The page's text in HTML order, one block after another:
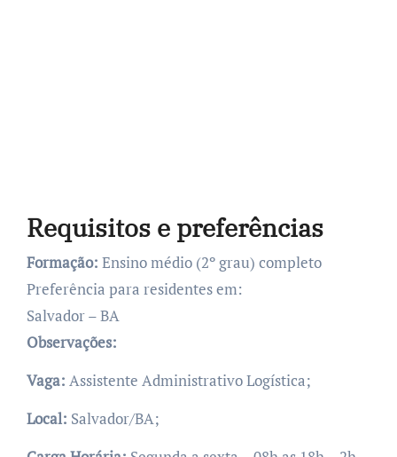
Requisitos e preferências
Formação: Ensino médio (2º grau) completo
Preferência para residentes em:
Salvador – BA
Observações:
Vaga: Assistente Administrativo Logística;
Local: Salvador/BA;